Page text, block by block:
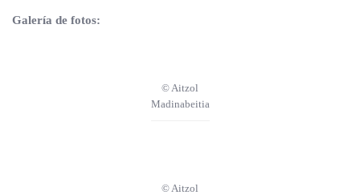
Galería de fotos:
© Aitzol
Madinabeitia
© Aitzol